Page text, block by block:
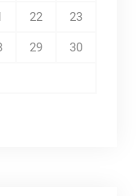
22 23
29 30